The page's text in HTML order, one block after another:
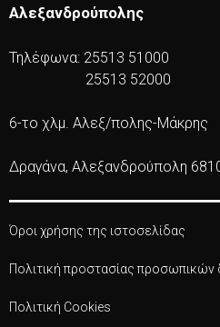
Αλεξανδρούπολης
Τηλέφωνα: 25513 51000
25513 52000
6-το χλμ. Αλεξ/πολης-Μάκρης
Δραγάνα, Αλεξανδρούπολη
Όροι χρήσης της ιστοσελίδας
Πολιτική προστασίας
Πολιτική Cookies